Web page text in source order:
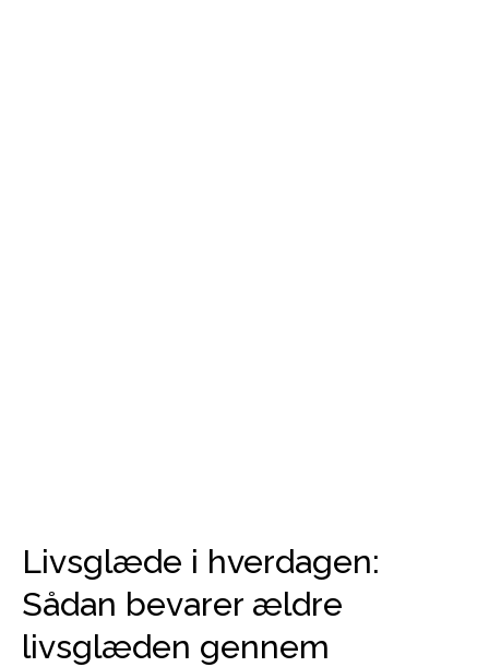
Livsglæde i hverdagen:
Sådan bevarer ældre
livsglæden gennem